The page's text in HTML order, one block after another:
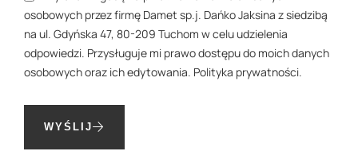
osobowych przez firmę Damet sp.j. Dańko Jaksina z siedzibą
na ul. Gdyńska 47, 80-209 Tuchom w celu udzielenia
odpowiedzi. Przysługuje mi prawo dostępu do moich danych
osobowych oraz ich edytowania. Polityka prywatności.
WYŚLIJ